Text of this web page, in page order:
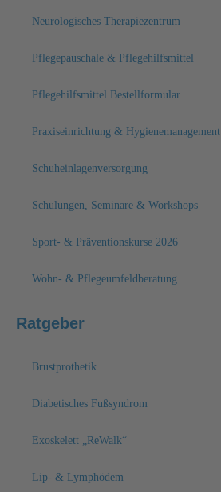
Neurologisches Therapiezentrum
Pflegepauschale & Pflegehilfsmittel
Pflegehilfsmittel Bestellformular
Praxiseinrichtung & Hygienemanagement
Schuheinlagenversorgung
Schulungen, Seminare & Workshops
Sport- & Präventionskurse 2026
Wohn- & Pflegeumfeldberatung
Ratgeber
Brustprothetik
Diabetisches Fußsyndrom
Exoskelett „ReWalk“
Lip- & Lymphödem